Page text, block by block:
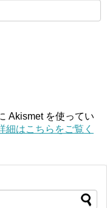
Akismet を使ってい
細はこちらをご覧く